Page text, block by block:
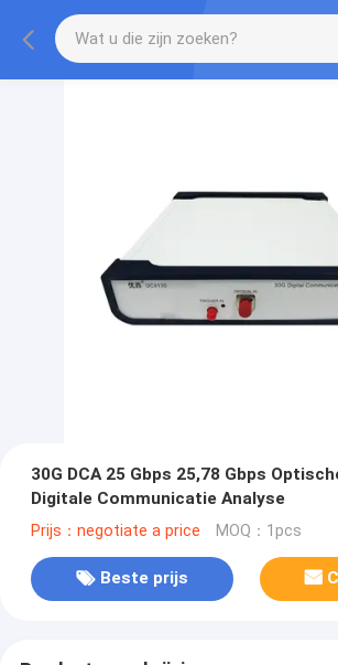
30G DCA 25 Gbps 25,78 Gbps
Digitale Communicatie Analyse
Prijs：negotiate a price MOQ：1pcs
Beste prijs